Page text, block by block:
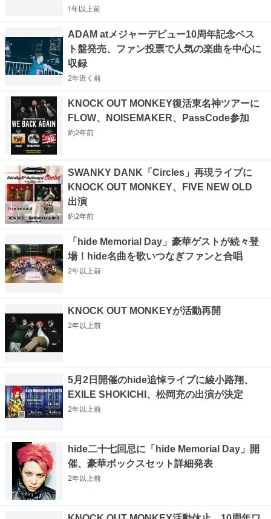
1年以上前
ADAM atメジャーデビュー10周年記念ベス
ト盤発売、ファン投票で人気の楽曲を中心に
収録
2年近く 前
KNOCK OUT MONKEY復活東名神ツアーに
FLOW、NOISEMAKER、PassCode参加
約2年前
SWANKY DANK「Circles」再現ライブに
KNOCK OUT MONKEY、FIVE NEW OLD
出演
約2年前
「hide Memorial Day」豪華ゲストが続々登
場！hide名曲を歌いつなぎファンと合唱
2年以上前
KNOCK OUT MONKEYが活動再開
2年以上前
5月2日開催のhide追悼ライブに綾小路翔、
EXILE SHOKICHI、松岡充の出演が決定
2年以上前
hide二十七回忌に「hide Memorial Day」開
催、豪華ボックスセット詳細発表
2年以上前